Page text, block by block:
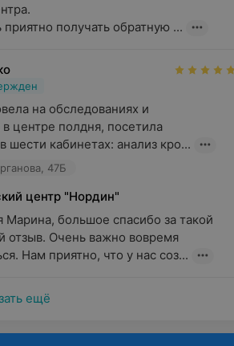
получать обратную ...
на обследованиях и
в центре полдня, посетила
шести кабинетах: анализ кро...
47Б
центр "Нордин"
Марина, большое спасибо за такой
отзыв. Очень важно вовремя
Нам приятно, что у нас соз...
ещё